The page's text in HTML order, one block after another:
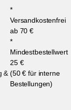
&
*
Versandkostenfrei
ab 70 €
*
Mindestbestellwert
25 €
(50 € für interne
Bestellungen)